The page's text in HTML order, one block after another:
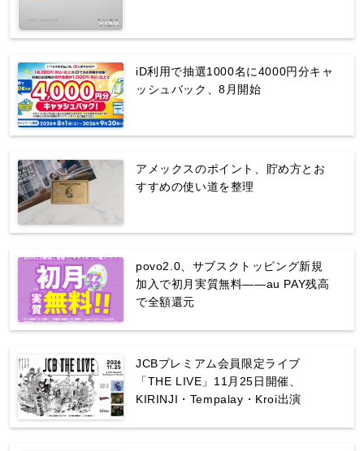
iD利用で抽選1000名に4000円分キャ
ッシュバック、8月開始
アメックスのポイント、貯め方とお
すすめの使い道を整理
povo2.0、サブスクトッピング新規
加入で初月実質無料——au PAY残高
で全額還元
JCBプレミアム会員限定ライブ
「THE LIVE」11月25日開催、
KIRINJI・Tempalay・Kroi出演